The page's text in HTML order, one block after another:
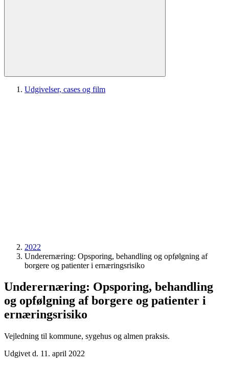
Udgivelser, cases og film
2022
Underernæring: Opsporing, behandling og opfølgning af
borgere og patienter i ernæringsrisiko
Underernæring: Opsporing, behandling
og opfølgning af borgere og patienter i
ernæringsrisiko
Vejledning til kommune, sygehus og almen praksis.
Udgivet d. 11. april 2022